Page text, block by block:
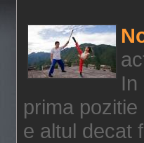
prima
e altul decat